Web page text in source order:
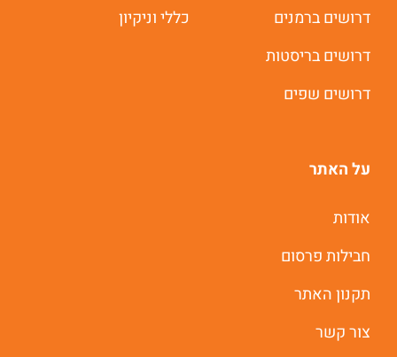
דרושים ברמנים
דרושים בריסטות
דרושים שפים
כללי וניקיון
על האתר
אודות
חבילות פרסום
תקנון האתר
צור קשר